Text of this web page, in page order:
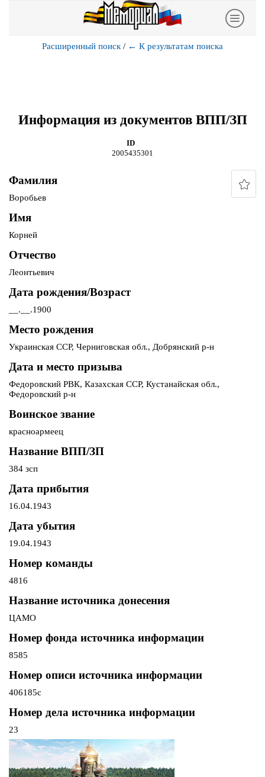
Расширенный поиск / ← К результатам поиска
Информация из документов ВПП/ЗП
ID
2005435301
Фамилия
Воробьев
Имя
Корней
Отчество
Леонтьевич
Дата рождения/Возраст
__.__.1900
Место рождения
Украинская ССР, Черниговская обл., Добрянский р-н
Дата и место призыва
Федоровский РВК, Казахская ССР, Кустанайская обл.,
Федоровский р-н
Воинское звание
красноармеец
Название ВПП/ЗП
384 зсп
Дата прибытия
16.04.1943
Дата убытия
19.04.1943
Номер команды
4816
Название источника донесения
ЦАМО
Номер фонда источника информации
8585
Номер описи источника информации
406185с
Номер дела источника информации
23